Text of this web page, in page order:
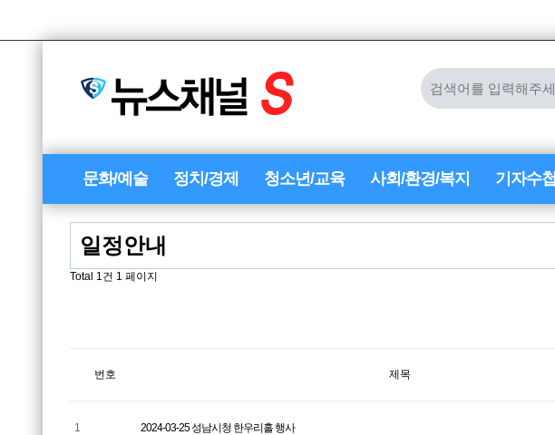
문화/예술 정치/경제 청소년/교육 사회/환경/복지 기자수첩
일정안내
Total 1건 1 페이지
번호 제목
1 2024-03-25 성남시청 한우리홀 행사